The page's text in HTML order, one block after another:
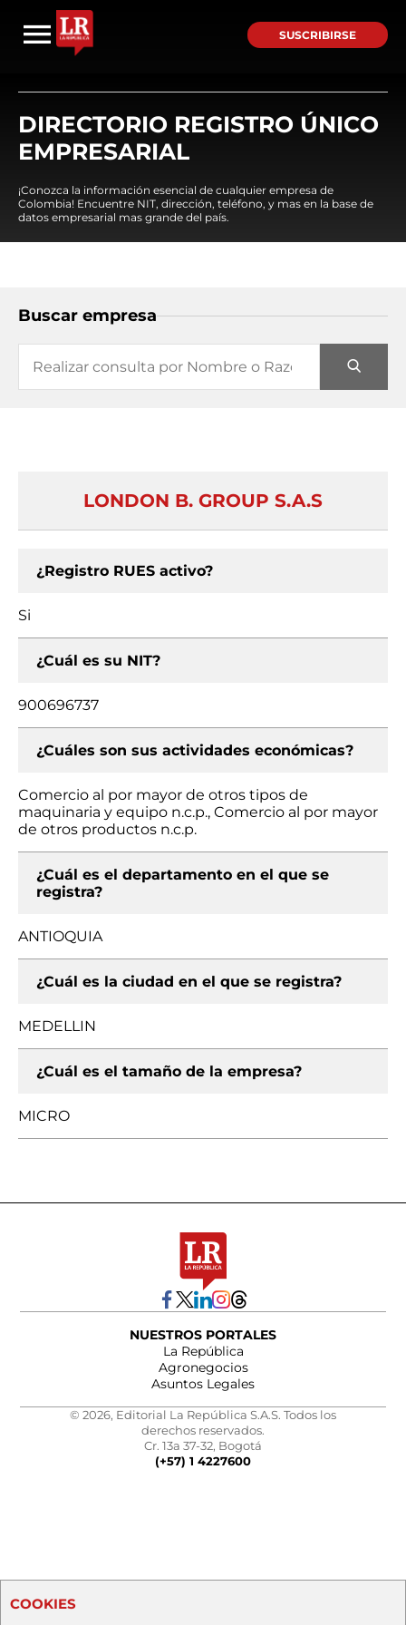
SUSCRIBIRSE
DIRECTORIO REGISTRO ÚNICO
EMPRESARIAL
¡Conozca la información esencial de cualquier empresa de
Colombia! Encuentre NIT, dirección, teléfono, y mas en la base de
datos empresarial mas grande del país.
Buscar empresa
LONDON B. GROUP S.A.S
¿Registro RUES activo?
Si
¿Cuál es su NIT?
900696737
¿Cuáles son sus actividades económicas?
Comercio al por mayor de otros tipos de
maquinaria y equipo n.c.p., Comercio al por mayor
de otros productos n.c.p.
¿Cuál es el departamento en el que se
registra?
ANTIOQUIA
¿Cuál es la ciudad en el que se registra?
MEDELLIN
¿Cuál es el tamaño de la empresa?
MICRO
NUESTROS PORTALES
La República
Agronegocios
Asuntos Legales
© 2026, Editorial La República S.A.S. Todos los
derechos reservados.
Cr. 13a 37-32, Bogotá
(+57) 1 4227600
COOKIES